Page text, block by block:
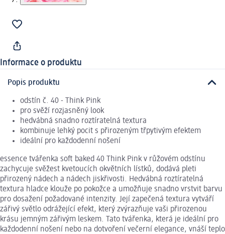
Informace o produktu
Popis produktu
odstín č. 40 - Think Pink
pro svěží rozjasněný look
hedvábná snadno roztíratelná textura
kombinuje lehký pocit s přirozeným třpytivým efektem
ideální pro každodenní nošení
essence tvářenka soft baked 40 Think Pink v růžovém odstínu
zachycuje svěžest kvetoucích okvětních lístků, dodává pleti
přirozený nádech a nádech jiskřivosti. Hedvábná roztíratelná
textura hladce klouže po pokožce a umožňuje snadno vrstvit barvu
pro dosažení požadované intenzity. Její zapečená textura vytváří
zářivý světlo odrážející efekt, který zvýrazňuje vaši přirozenou
krásu jemným zářivým leskem. Tato tvářenka, která je ideální pro
každodenní nošení nebo na dotvoření večerní elegance, vnáší teplo